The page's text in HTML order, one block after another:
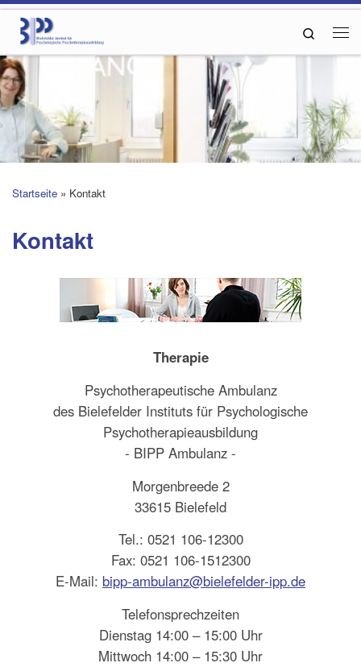
Zum Inhalt springen
Search
Startseite » Kontakt
Kontakt
Therapie
Psychotherapeutische Ambulanz
des Bielefelder Instituts für Psychologische
Psychotherapieausbildung
- BIPP Ambulanz -
Morgenbreede 2
33615 Bielefeld
Tel.: 0521 106-12300
Fax: 0521 106-1512300
E-Mail: bipp-ambulanz@bielefelder-ipp.de
Telefonsprechzeiten
Dienstag 14:00 – 15:00 Uhr
Mittwoch 14:00 – 15:30 Uhr